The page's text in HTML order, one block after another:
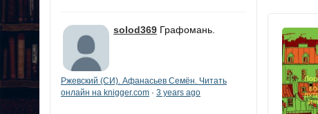
solod369 Графомань.
Ржевский (СИ). Афанасьев Семён. Читать
онлайн на knigger.com · 3 years ago